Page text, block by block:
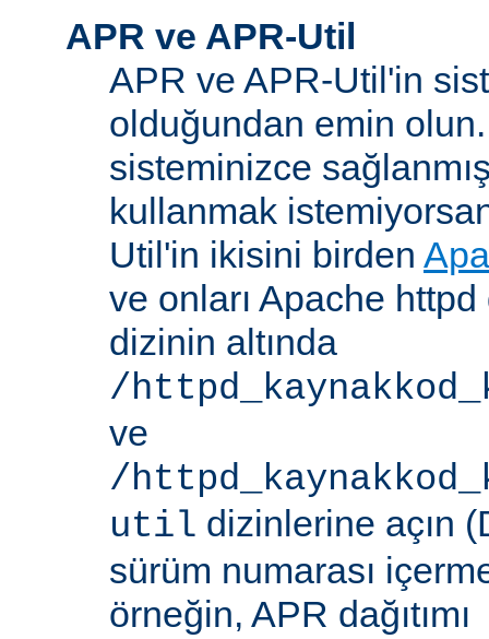
APR ve APR-Util
APR ve APR-Util'in
olduğundan emin
sisteminizce
kullanmak
Util'in ikisini birden
ve onları Apache httpd
dizinin altında
/
ve
/
util dizinlerine açın
sürüm numarası
örneğin, APR dağıtımı